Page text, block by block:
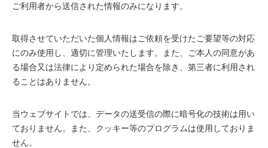
ご利用者から送信された情報のみになります。
取得させていただいた個人情報はご依頼を受けたご要望等の対応
にのみ使用し、適切に管理いたします。また、ご本人の同意があ
る場合又は法律により定められた場合を除き、第三者に利用され
ることはありません。
当ウェブサイトでは、データの送受信の際に暗号化の技術は用い
ておりません。また、クッキー等のプログラムは使用しておりま
せん。